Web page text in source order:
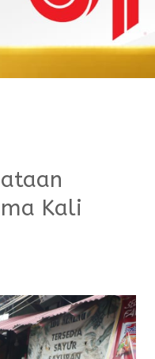
Kali